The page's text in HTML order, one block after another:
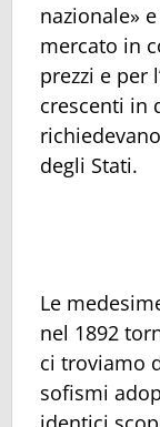
nazionale»
mercato in
prezzi e per
crescenti in
degli Stati.
Le
nel 1892
ci troviamo
sofismi